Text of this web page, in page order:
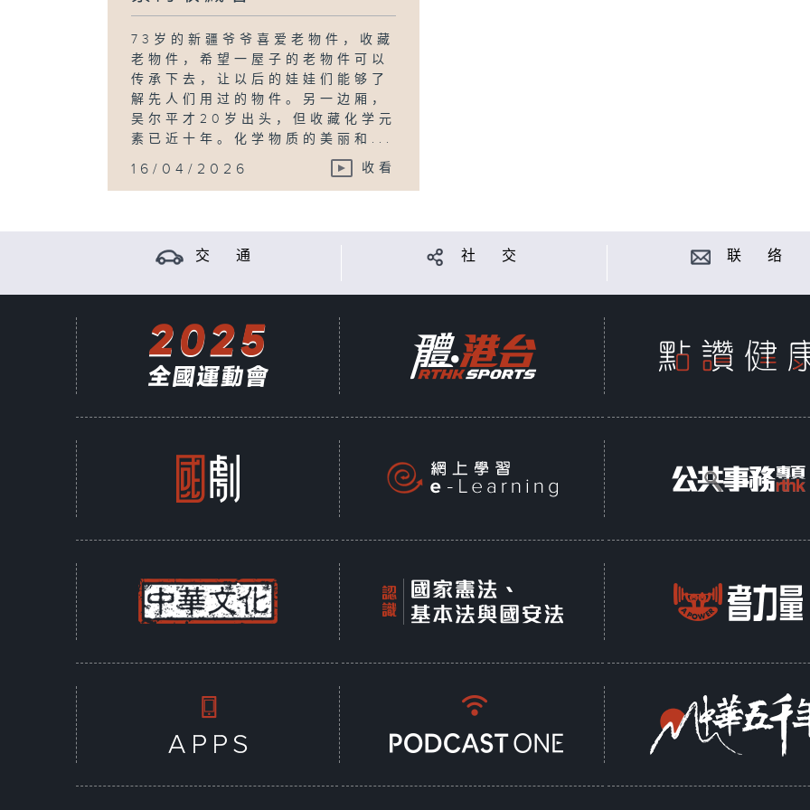
73岁的新疆爷爷喜爱老物件，收藏
老物件，希望一屋子的老物件可以
传承下去，让以后的娃娃们能够了
解先人们用过的物件。另一边厢，
吴尔平才20岁出头，但收藏化学元
素已近十年。化学物质的美丽和...
16/04/2026 收看
交 通 社 交 联 络